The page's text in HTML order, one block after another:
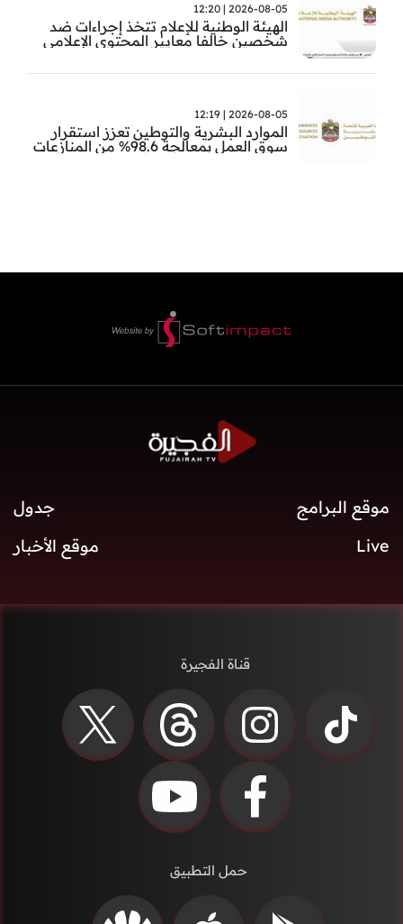
2026-08-05 | 12:20
الهيئة الوطنية للإعلام تتخذ إجراءات ضد
شخصين خالفا معايير المحتوى الإعلامي
2026-08-05 | 12:19
الموارد البشرية والتوطين تعزز استقرار
سوق العمل بمعالجة 98.6% من المنازعات
موقع البرامج
جدول
Live
موقع الأخبار
قناة الفجيرة
حمل التطبيق